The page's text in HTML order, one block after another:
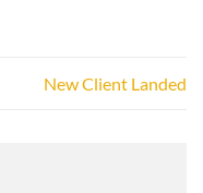
New Client Landed